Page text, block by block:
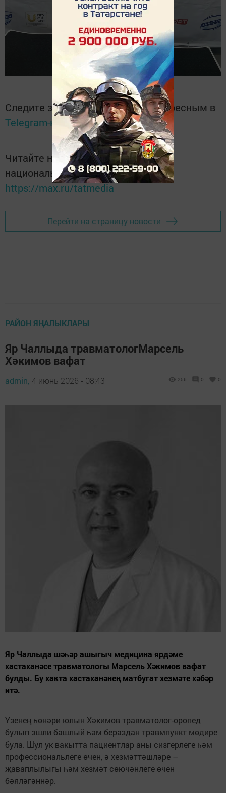
Следите за самым важным и интересным в
Telegram-каналеТатмедиа
Читайте новости Татарстана в
национальном мессенджере MАХ:
https://max.ru/tatmedia
Перейти на страницу новости
РАЙОН ЯҢАЛЫКЛАРЫ
Яр Чаллыда травматологМарсель
Хәкимов вафат
admin, 4 июнь 2026 - 08:43 256 0 0
Яр Чаллыда шәһәр ашыгыч медицина ярдәме
хастаханәсе травматологы Марсель Хәкимов вафат
булды. Бу хакта хастаханәнең матбугат хезмәте хәбәр
итә.
Үзенең һөнәри юлын Хәкимов травматолог-оропед
булып эшли башлый һәм бераздан травмпункт мөдире
була. Шул ук вакытта пациентлар аны сизгерлеге һәм
профессиональлеге өчен, ә хезмәттәшләре –
җаваплылыгы һәм хезмәт сөючәнлеге өчен
бәяләгәннәр.